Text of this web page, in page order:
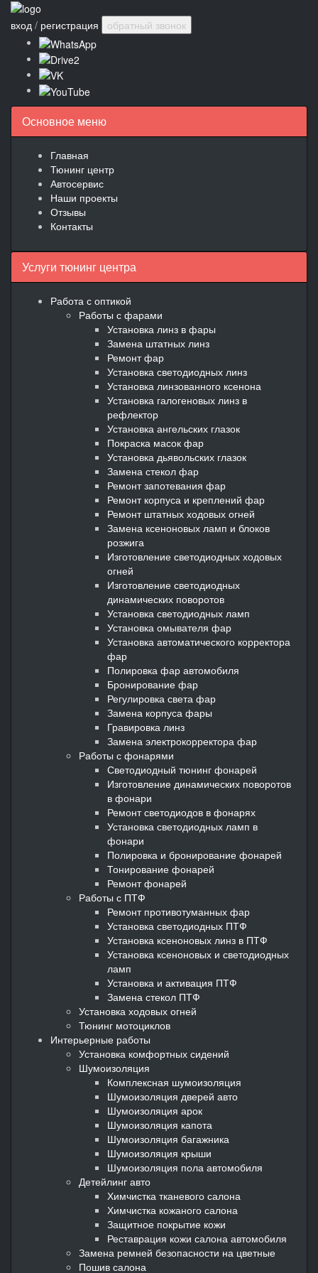
вход / регистрация обратный звонок
Основное меню
Главная
Тюнинг центр
Автосервис
Наши проекты
Отзывы
Контакты
Услуги тюнинг центра
Работа с оптикой
Работы с фарами
Установка линз в фары
Замена штатных линз
Ремонт фар
Установка светодиодных линз
Установка линзованного ксенона
Установка галогеновых линз в
рефлектор
Установка ангельских глазок
Покраска масок фар
Установка дьявольских глазок
Замена стекол фар
Ремонт запотевания фар
Ремонт корпуса и креплений фар
Ремонт штатных ходовых огней
Замена ксеноновых ламп и блоков
розжига
Изготовление светодиодных ходовых
огней
Изготовление светодиодных
динамических поворотов
Установка светодиодных ламп
Установка омывателя фар
Установка автоматического корректора
фар
Полировка фар автомобиля
Бронирование фар
Регулировка света фар
Замена корпуса фары
Гравировка линз
Замена электрокорректора фар
Работы с фонарями
Светодиодный тюнинг фонарей
Изготовление динамических поворотов
в фонари
Ремонт светодиодов в фонарях
Установка светодиодных ламп в
фонари
Полировка и бронирование фонарей
Тонирование фонарей
Ремонт фонарей
Работы с ПТФ
Ремонт противотуманных фар
Установка светодиодных ПТФ
Установка ксеноновых линз в ПТФ
Установка ксеноновых и светодиодных
ламп
Установка и активация ПТФ
Замена стекол ПТФ
Установка ходовых огней
Тюнинг мотоциклов
Интерьерные работы
Установка комфортных сидений
Шумоизоляция
Комплексная шумоизоляция
Шумоизоляция дверей авто
Шумоизоляция арок
Шумоизоляция капота
Шумоизоляция багажника
Шумоизоляция крыши
Шумоизоляция пола автомобиля
Детейлинг авто
Химчистка тканевого салона
Химчистка кожаного салона
Защитное покрытие кожи
Реставрация кожи салона автомобиля
Замена ремней безопасности на цветные
Пошив салона